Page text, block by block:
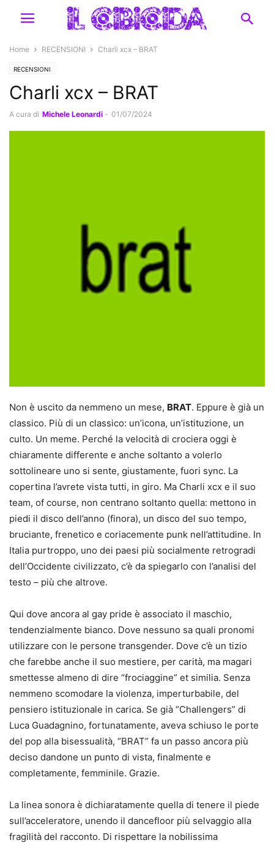
Home RECENSIONI Charli xcx – BRAT
RECENSIONI
Charli xcx – BRAT
A cura di Michele Leonardi - 01/07/2024
Non è uscito da nemmeno un mese, BRAT. Eppure è già un
classico. Più di un classico: un’icona, un’istituzione, un
culto. Un meme. Perché la velocità di crociera oggi è
chiaramente differente e anche soltanto a volerlo
sottolineare uno si sente, giustamente, fuori sync. La
copertina l’avrete vista tutti, in giro. Ma Charli xcx e il suo
team, of course, non centrano soltanto quella: mettono in
piedi il disco dell’anno (finora), un disco del suo tempo,
bruciante, frenetico e coriacemente punk nell’attitudine. In
Italia purtroppo, uno dei paesi più socialmente retrogradi
dell’Occidente civilizzato, c’è da spiegarlo con l’analisi del
testo – più che altrove.
Qui dove ancora al gay pride è associato il maschio,
tendenzialmente bianco. Dove nessuno sa quali pronomi
utilizzare con le persone transgender. Dove c’è un tizio
che farebbe anche il suo mestiere, per carità, ma magari
smettesse almeno di dire “frociaggine” et similia. Senza
nemmeno scomodare la violenza, imperturbabile, del
pensiero istituzionale in carica. Se già “Challengers” di
Luca Guadagnino, fortunatamente, aveva schiuso le porte
del pop alla bisessualità, “BRAT” fa un passo ancora più
deciso dandone un punto di vista, finalmente e
completamente, femminile. Grazie.
La linea sonora è dichiaratamente quella di tenere il piede
sull’acceleratore, unendo il dancefloor più selvaggio alla
fragilità del racconto. Di rispettare la nobilissima